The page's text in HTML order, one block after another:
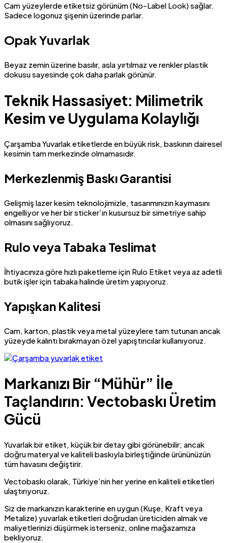
Cam yüzeylerde etiketsiz görünüm (No-Label Look) sağlar.
Sadece logonuz şişenin üzerinde parlar.
Opak Yuvarlak
Beyaz zemin üzerine basılır, asla yırtılmaz ve renkler plastik
dokusu sayesinde çok daha parlak görünür.
Teknik Hassasiyet: Milimetrik
Kesim ve Uygulama Kolaylığı
Çarşamba Yuvarlak etiketlerde en büyük risk, baskının dairesel
kesimin tam merkezinde olmamasıdır.
Merkezlenmiş Baskı Garantisi
Gelişmiş lazer kesim teknolojimizle, tasarımınızın kaymasını
engelliyor ve her bir sticker’ın kusursuz bir simetriye sahip
olmasını sağlıyoruz.
Rulo veya Tabaka Teslimat
İhtiyacınıza göre hızlı paketleme için Rulo Etiket veya az adetli
butik işler için tabaka halinde üretim yapıyoruz.
Yapışkan Kalitesi
Cam, karton, plastik veya metal yüzeylere tam tutunan ancak
yüzeyde kalıntı bırakmayan özel yapıştırıcılar kullanıyoruz.
Markanızı Bir “Mühür” İle
Taçlandırın: Vectobaskı Üretim
Gücü
Yuvarlak bir etiket, küçük bir detay gibi görünebilir; ancak
doğru materyal ve kaliteli baskıyla birleştiğinde ürününüzün
tüm havasını değiştirir.
Vectobaskı olarak, Türkiye’nin her yerine en kaliteli etiketleri
ulaştırıyoruz.
Siz de markanızın karakterine en uygun (Kuşe, Kraft veya
Metalize) yuvarlak etiketleri doğrudan üreticiden almak ve
maliyetlerinizi düşürmek isterseniz, online mağazamıza
bekliyoruz.